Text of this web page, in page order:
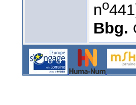
no
Bbg.